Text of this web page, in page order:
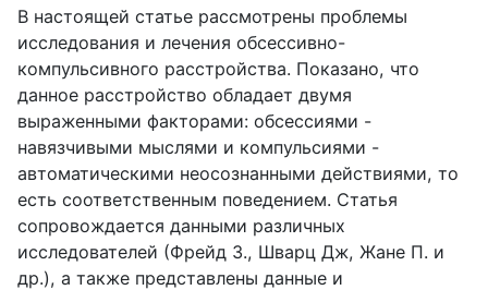
В настоящей статье рассмотрены проблемы
исследования и лечения обсессивно-
компульсивного расстройства. Показано, что
данное расстройство обладает двумя
выраженными факторами: обсессиями -
навязчивыми мыслями и компульсиями -
автоматическими неосознанными действиями, то
есть соответственным поведением. Статья
сопровождается данными различных
исследователей (Фрейд З., Шварц Дж, Жане П. и
др.), а также представлены данные и